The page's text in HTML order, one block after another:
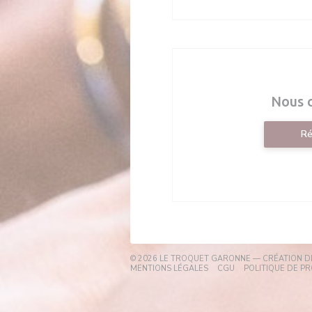
Nous
© 2026 LE TROQUET GARONNE — CRÉATION
MENTIONS LÉGALES((OUVRE UNE NOUVELLE
CGU ((OUVRE UNE
POLITIQUE DE